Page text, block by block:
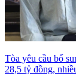
Tòa yêu cầu bổ
28,5 tỷ đồng,